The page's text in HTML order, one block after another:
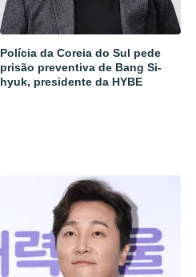
Polícia da Coreia do Sul pede
prisão preventiva de Bang Si-
hyuk, presidente da HYBE